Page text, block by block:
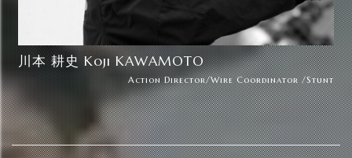
川本 耕史 Koji KAWAMOTO
Action Director/Wire Coordinator /Stunt